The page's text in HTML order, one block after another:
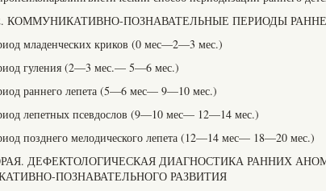
КОММУНИКАТИВНО-ПОЗНАВАТЕЛЬНЫЕ ПЕРИОДЫ
младенческих криков (0 мес—2—3 мес.)
гуления (2—3 мес.— 5—6 мес.)
раннего лепета (5—6 мес— 9—10 мес.)
лепетных псевдослов (9—10 мес— 12—14 мес.)
позднего мелодического лепета (12—14 мес— 18—20 мес.)
ДЕФЕКТОЛОГИЧЕСКАЯ ДИАГНОСТИКА РАННИХ
ПОЗНАВАТЕЛЬНОГО РАЗВИТИЯ